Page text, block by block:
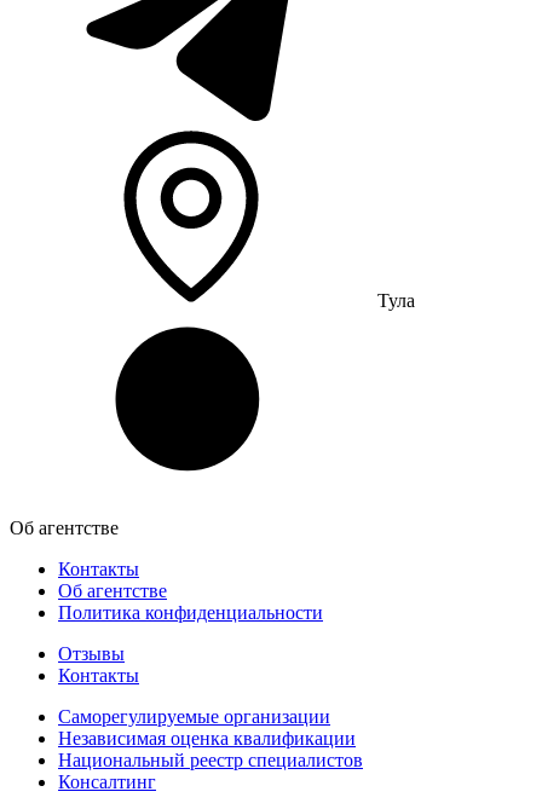
Тула
Об агентстве
Контакты
Об агентстве
Политика конфиденциальности
Отзывы
Контакты
Саморегулируемые организации
Независимая оценка квалификации
Национальный реестр специалистов
Консалтинг